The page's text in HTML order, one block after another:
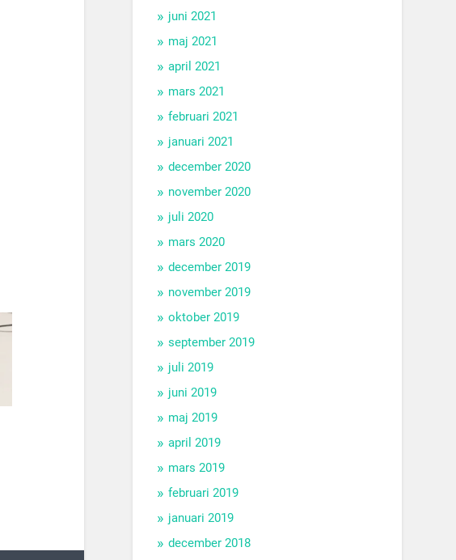
juni 2021
maj 2021
april 2021
mars 2021
februari 2021
januari 2021
december 2020
november 2020
juli 2020
mars 2020
december 2019
november 2019
oktober 2019
september 2019
juli 2019
juni 2019
maj 2019
april 2019
mars 2019
februari 2019
januari 2019
december 2018